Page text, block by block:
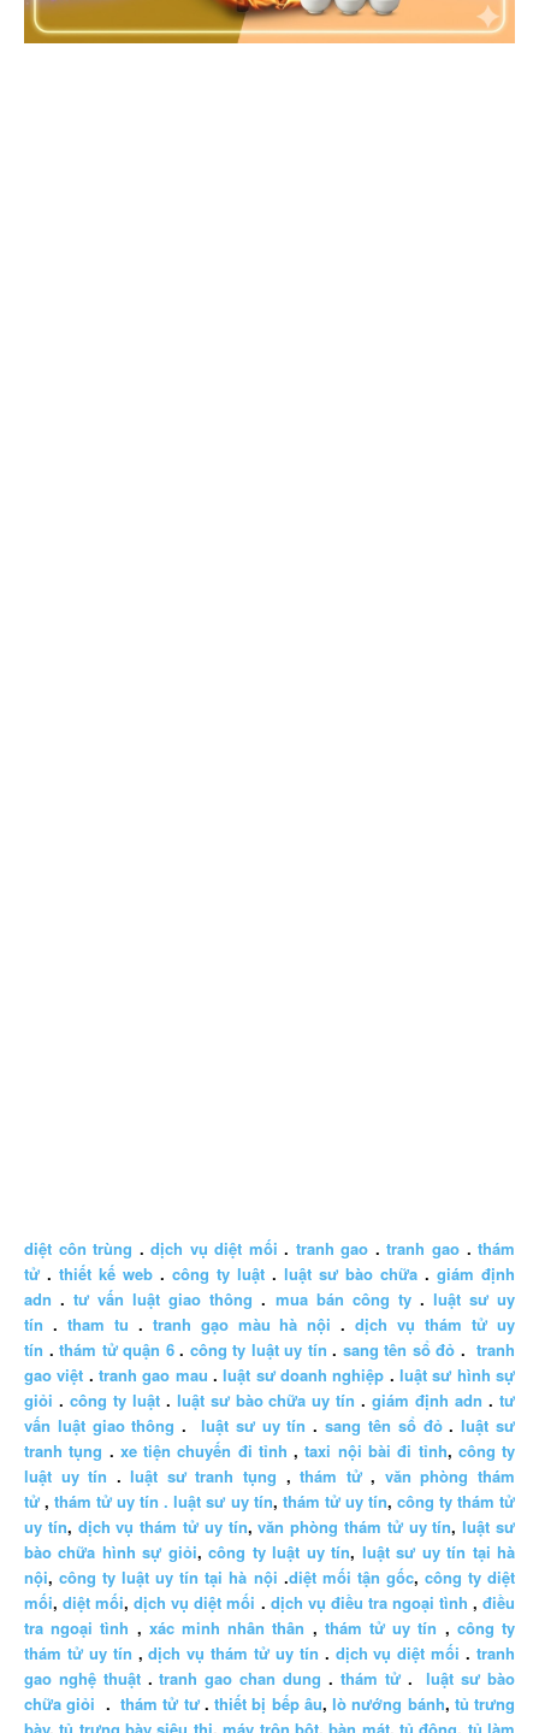
diệt côn trùng .dịch vụ diệt mối . tranh gao .tranh gao .thám
tử . thiết kế web . công ty luật . luật sư bào chữa . giám định
adn .tư vấn luật giao thông . mua bán công ty. luật sư uy
tín . tham tu . tranh gạo màu hà nội .dịch vụ thám tử uy
tín .thám tử quận 6. công ty luật uy tín . sang tên sổ đỏ .tranh
gao việt .tranh gao mau .luật sư doanh nghiệp .luật sư hình sự
giỏi . công ty luật. luật sư bào chữa uy tín .giám định adn .tư
vấn luật giao thông . luật sư uy tín .sang tên sổ đỏ.luật sư
tranh tụng . xe tiện chuyến đi tỉnh ,taxi nội bài đi tỉnh, công ty
luật uy tín .luật sư tranh tụng ,thám tử, văn phòng thám
tử ,thám tử uy tín . luật sư uy tín, thám tử uy tín, công ty thám tử
uy tín, dịch vụ thám tử uy tín,văn phòng thám tử uy tín,luật sư
bào chữa hình sự giỏi,công ty luật uy tín, luật sư uy tín tại hà
nội,công ty luật uy tín tại hà nội .diệt mối tận gốc, công ty diệt
mối,diệt mối,dịch vụ diệt mối . dịch vụ điều tra ngoại tình ,điều
tra ngoại tình , xác minh nhân thân , thám tử uy tín , công ty
thám tử uy tín ,dịch vụ thám tử uy tín . dịch vụ diệt mối .tranh
gao nghệ thuật.tranh gao chan dung . thám tử.luật sư bào
chữa giỏi .thám tử tư.thiết bị bếp âu,lò nướng bánh, tủ trưng